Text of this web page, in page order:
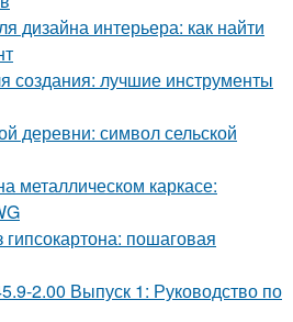
дизайна интерьера: как найти
создания: лучшие инструменты
деревни: символ сельской
металлическом каркасе:
пошаговая
2.00 Выпуск 1: Руководство по